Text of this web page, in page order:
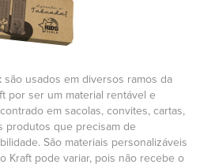
são usados em diversos ramos da
por ser um material rentável e
em sacolas, convites, cartas,
produtos que precisam de
São materiais personalizáveis
Kraft pode variar, pois não recebe o